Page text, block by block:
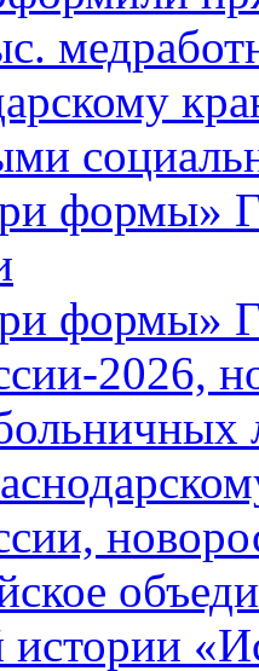
формы»
формы»
2026,
истории